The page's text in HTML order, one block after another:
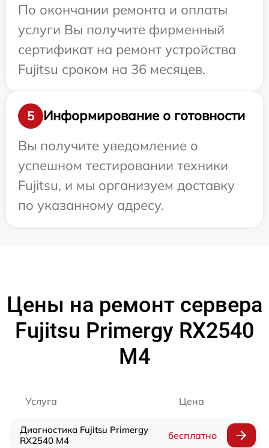
По окончании ремонта и оплаты
услуги Вы получите фирменный
сертификат на ремонт устройства
Fujitsu сроком на 36 месяцев.
5
Информирование о готовности
Вы получите уведомление о
успешном тестировании техники
Fujitsu, и мы организуем доставку
по указанному адресу.
Цены на ремонт сервера
Fujitsu Primergy RX2540
M4
Услуга Цена
Диагностика Fujitsu Primergy
RX2540 M4
бесплатно